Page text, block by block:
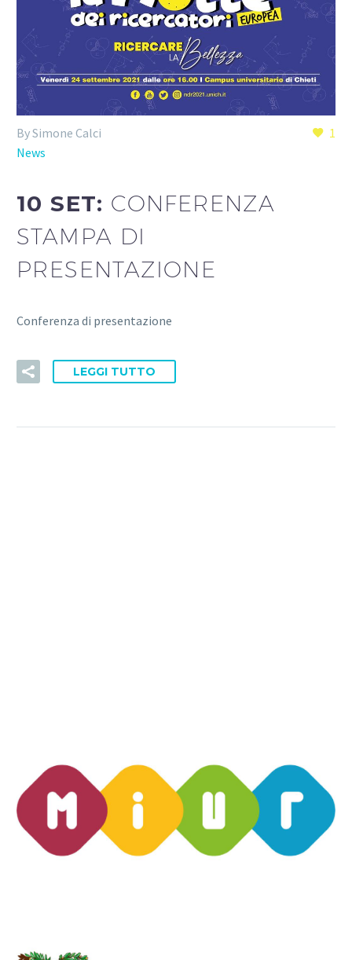
1
By Simone Calci
News
10 SET: CONFERENZA
STAMPA DI
PRESENTAZIONE
Conferenza di presentazione
LEGGI TUTTO